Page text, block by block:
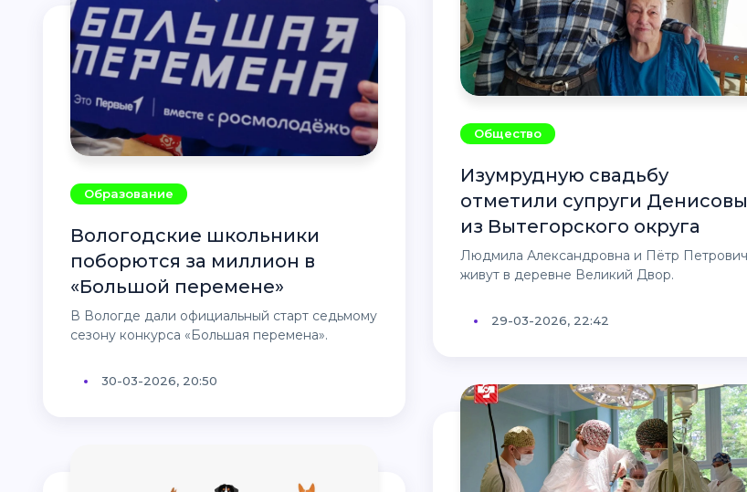
Образование
Вологодские школьники
поборются за миллион в
«Большой перемене»
В Вологде дали официальный старт седьмому
сезону конкурса «Большая перемена».
30-03-2026, 20:50
Общество
Изумрудную свадьбу
отметили супруги Денисовы
из Вытегорского округа
Людмила Александровна и Пётр Петрович
живут в деревне Великий Двор.
29-03-2026, 22:42